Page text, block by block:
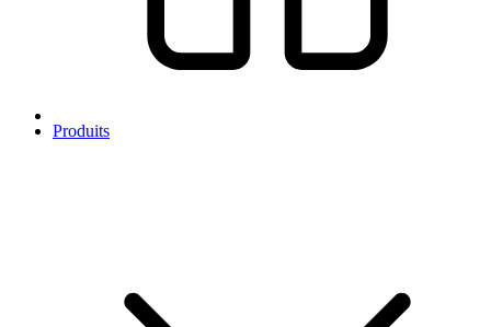
Produits